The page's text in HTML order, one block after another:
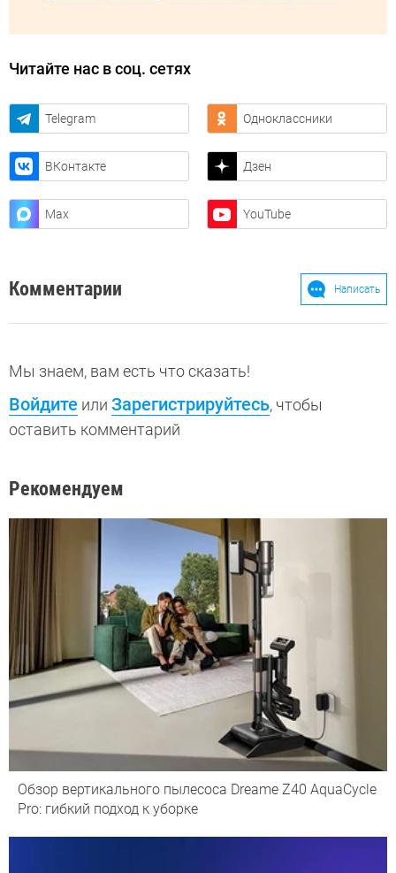
Читайте нас в соц. сетях
Telegram Одноклассники
ВКонтакте Дзен
Max YouTube
Комментарии Написать
Мы знаем, вам есть что сказать!
Войдите или Зарегистрируйтесь, чтобы
оставить комментарий
Рекомендуем
Обзор вертикального пылесоса Dreame Z40 AquaCycle
Pro: гибкий подход к уборке